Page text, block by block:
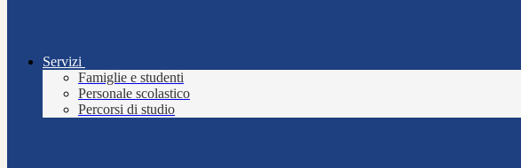
Servizi
Famiglie e studenti
Personale scolastico
Percorsi di studio